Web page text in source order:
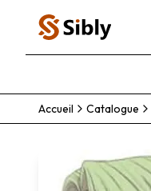
Accueil Catalogue